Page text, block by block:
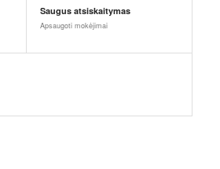
Saugus atsiskaitymas
Apsaugoti mokėjimai